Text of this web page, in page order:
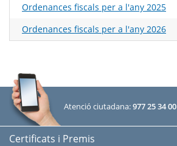
Ordenances fiscals per a l'any 2025
Ordenances fiscals per a l'any 2026
Atenció ciutadana:977 25 34 00
Certificats i Premis